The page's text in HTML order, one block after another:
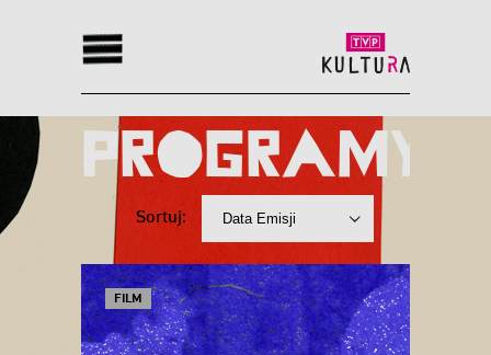
Programy
Sortuj:
FILM